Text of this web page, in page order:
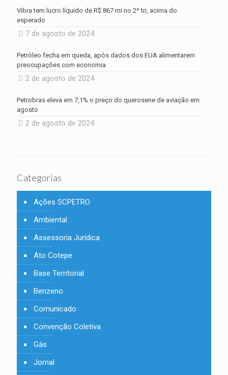
Vibra tem lucro líquido de R$ 867 mi no 2º tri, acima do
esperado
7 de agosto de 2024
Petróleo fecha em queda, após dados dos EUA alimentarem
preocupações com economia
2 de agosto de 2024
Petrobras eleva em 7,1% o preço do querosene de aviação em
agosto
2 de agosto de 2024
Categorias
Ações SCPETRO
Ambiental
Assessoria Jurídica
Ato Cotepe
Base Territorial
Benzeno
Comunicado
Convenção Coletiva
Gás
Jornal